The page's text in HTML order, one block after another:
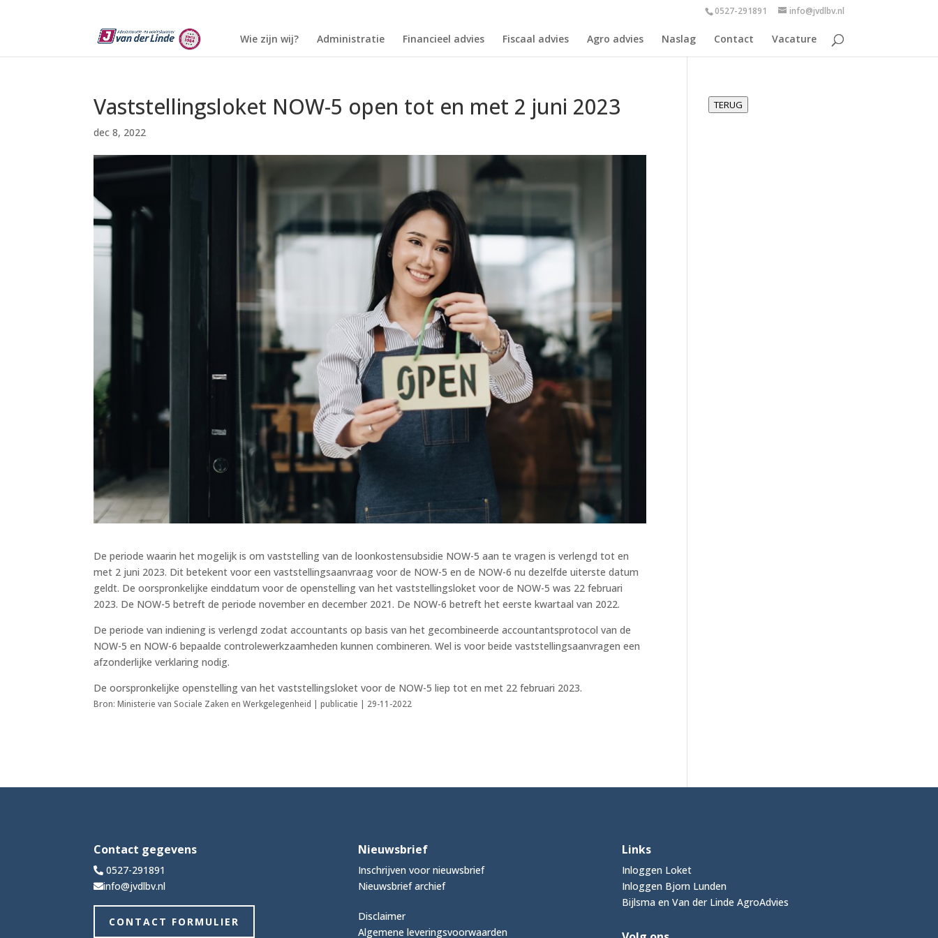
0527-291891 info@jvdlbv.nl
Wie zijn wij? Administratie Financieel advies Fiscaal advies Agro advies Naslag Contact Vacature
Vaststellingsloket NOW-5 open tot en met 2 juni 2023
dec 8, 2022
De periode waarin het mogelijk is om vaststelling van de loonkostensubsidie NOW-5 aan te vragen is verlengd tot en
met 2 juni 2023. Dit betekent voor een vaststellingsaanvraag voor de NOW-5 en de NOW-6 nu dezelfde uiterste datum
geldt. De oorspronkelijke einddatum voor de openstelling van het vaststellingsloket voor de NOW-5 was 22 februari
2023. De NOW-5 betreft de periode november en december 2021. De NOW-6 betreft het eerste kwartaal van 2022.
De periode van indiening is verlengd zodat accountants op basis van het gecombineerde accountantsprotocol van de
NOW-5 en NOW-6 bepaalde controlewerkzaamheden kunnen combineren. Wel is voor beide vaststellingsaanvragen een
afzonderlijke verklaring nodig.
De oorspronkelijke openstelling van het vaststellingsloket voor de NOW-5 liep tot en met 22 februari 2023.
Bron: Ministerie van Sociale Zaken en Werkgelegenheid | publicatie | 29-11-2022
TERUG
Contact gegevens
0527-291891
info@jvdlbv.nl
CONTACT FORMULIER
Nieuwsbrief
Inschrijven voor nieuwsbrief
Nieuwsbrief archief
Disclaimer
Algemene leveringsvoorwaarden
Links
Inloggen Loket
Inloggen Bjorn Lunden
Bijlsma en Van der Linde AgroAdvies